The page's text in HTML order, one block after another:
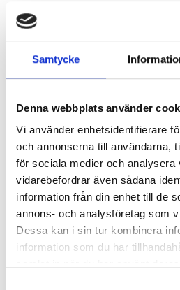
Samtycke
Denna webbplats använder
Vi använder enhetsidentifierare
och annonserna till användarna,
för sociala medier och analysera
vidarebefordrar även sådana
information från din enhet till de
annons- och analysföretag som
Dessa kan i sin tur kombinera
information som du har
kV/kA:
Ljusstyrning
Sensor:
Nödljus
Nödljus:
Ja
Typ av nödljus:
Brinntid i batteridrift:
1 h
Ljus vid strömbortfall:
Standard:
EN